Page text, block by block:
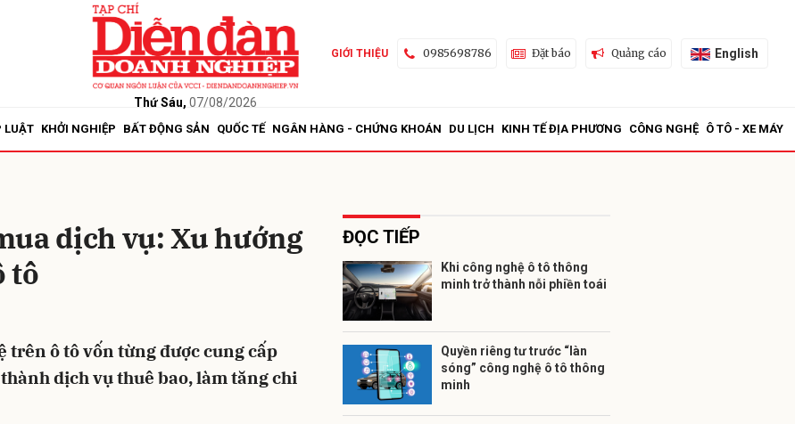
Thứ Sáu, 07/08/2026
GIỚI THIỆU 0985698786 Đặt báo Quảng cáo English
LUẬT KHỞI NGHIỆP BẤT ĐỘNG SẢN QUỐC TẾ NGÂN HÀNG - CHỨNG KHOÁN DU LỊCH KINH TẾ ĐỊA PHƯƠNG CÔNG NGHỆ Ô TÔ - XE MÁY
dịch vụ: Xu hướng
tô
trên ô tô vốn từng được cung cấp
dịch vụ thuê bao, làm tăng chi
ĐỌC TIẾP
Khi công nghệ ô tô thông
minh trở thành nỗi phiền toái
Quyền riêng tư trước “làn
sóng” công nghệ ô tô thông
minh
Gửi